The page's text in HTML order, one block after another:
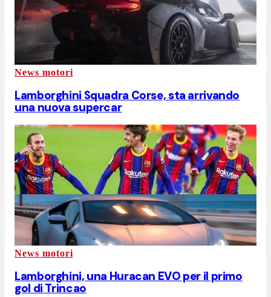
News motori
Lamborghini Squadra Corse, sta arrivando
una nuova supercar
News motori
Lamborghini, una Huracan EVO per il primo
gol di Trincao